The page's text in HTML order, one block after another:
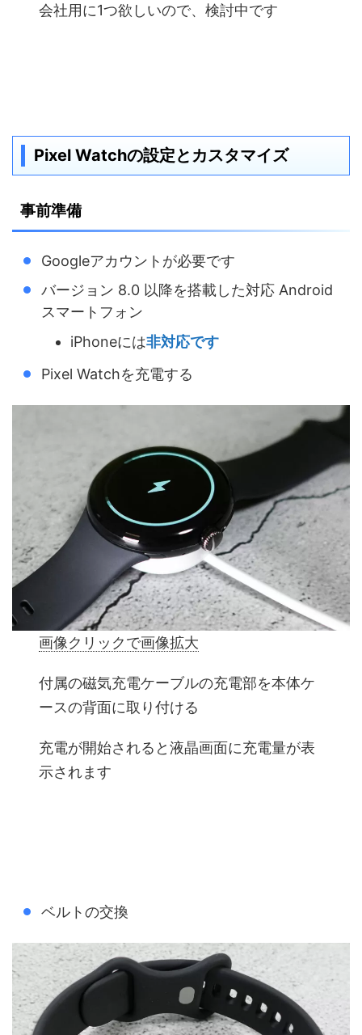
会社用に1つ欲しいので、検討中です
Pixel Watchの設定とカスタマイズ
事前準備
Googleアカウントが必要です
バージョン 8.0 以降を搭載した対応 Android
スマートフォン
iPhoneには非対応です
Pixel Watchを充電する
画像クリックで画像拡大
付属の磁気充電ケーブルの充電部を本体ケ
ースの背面に取り付ける
充電が開始されると液晶画面に充電量が表
示されます
ベルトの交換